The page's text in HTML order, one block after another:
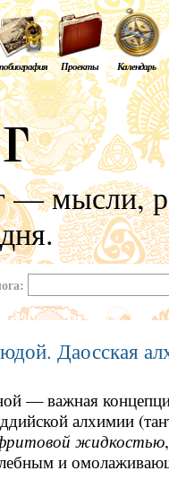
Проекты Календарь
— мысли,
Даосская
— важная
алхимии
жидкостью
и